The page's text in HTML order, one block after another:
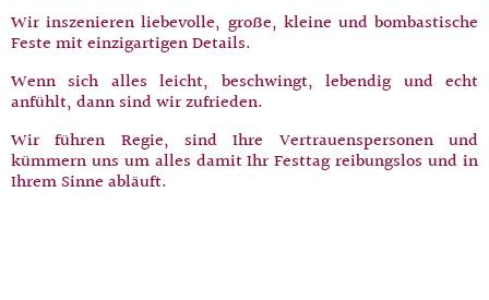
Wir inszenieren liebevolle, große, kleine und bombastische
Feste mit einzigartigen Details.
Wenn sich alles leicht, beschwingt, lebendig und echt
anfühlt, dann sind wir zufrieden.
Wir führen Regie, sind Ihre Vertrauenspersonen und
kümmern uns um alles damit Ihr Festtag reibungslos und in
Ihrem Sinne abläuft.